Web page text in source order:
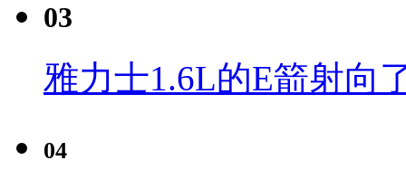
03
雅力士1.6L的E箭射向
04